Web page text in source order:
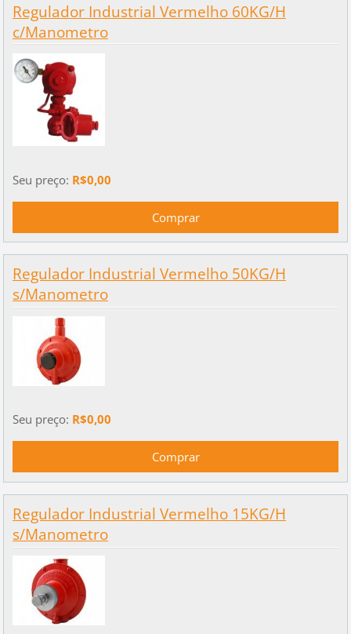
Regulador Industrial Vermelho 60KG/H
c/Manometro
Seu preço: R$0,00
Regulador Industrial Vermelho 50KG/H
s/Manometro
Seu preço: R$0,00
Regulador Industrial Vermelho 15KG/H
s/Manometro